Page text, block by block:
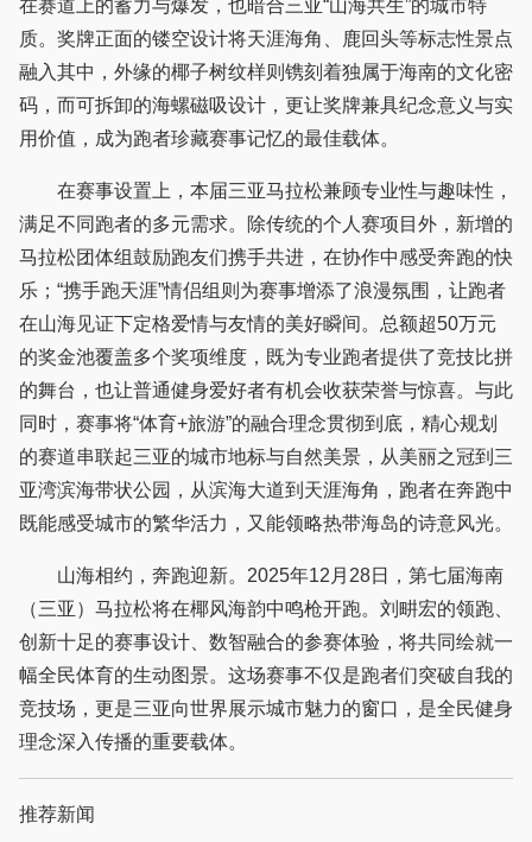
在赛道上的蓄力与爆发，也暗合三亚“山海共生”的城市特
质。奖牌正面的镂空设计将天涯海角、鹿回头等标志性景点
融入其中，外缘的椰子树纹样则镌刻着独属于海南的文化密
码，而可拆卸的海螺磁吸设计，更让奖牌兼具纪念意义与实
用价值，成为跑者珍藏赛事记忆的最佳载体。
在赛事设置上，本届三亚马拉松兼顾专业性与趣味性，
满足不同跑者的多元需求。除传统的个人赛项目外，新增的
马拉松团体组鼓励跑友们携手共进，在协作中感受奔跑的快
乐；“携手跑天涯”情侣组则为赛事增添了浪漫氛围，让跑者
在山海见证下定格爱情与友情的美好瞬间。总额超50万元
的奖金池覆盖多个奖项维度，既为专业跑者提供了竞技比拼
的舞台，也让普通健身爱好者有机会收获荣誉与惊喜。与此
同时，赛事将“体育+旅游”的融合理念贯彻到底，精心规划
的赛道串联起三亚的城市地标与自然美景，从美丽之冠到三
亚湾滨海带状公园，从滨海大道到天涯海角，跑者在奔跑中
既能感受城市的繁华活力，又能领略热带海岛的诗意风光。
山海相约，奔跑迎新。2025年12月28日，第七届海南
（三亚）马拉松将在椰风海韵中鸣枪开跑。刘畊宏的领跑、
创新十足的赛事设计、数智融合的参赛体验，将共同绘就一
幅全民体育的生动图景。这场赛事不仅是跑者们突破自我的
竞技场，更是三亚向世界展示城市魅力的窗口，是全民健身
理念深入传播的重要载体。
推荐新闻